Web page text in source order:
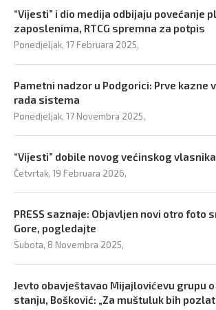
“Vijesti” i dio medija odbijaju povećanje
zaposlenima, RTCG spremna za potpis
Ponedjeljak, 17 Februara 2025,
Pametni nadzor u Podgorici: Prve kazne
rada sistema
Ponedjeljak, 17 Novembra 2025,
“Vijesti” dobile novog većinskog vlasnika
Četvrtak, 19 Februara 2026,
PRESS saznaje: Objavljen novi otro foto
Gore, pogledajte
Subota, 8 Novembra 2025,
Jevto obavještavao Mijajlovićevu grupu
stanju, Bošković: „Za muštuluk bih